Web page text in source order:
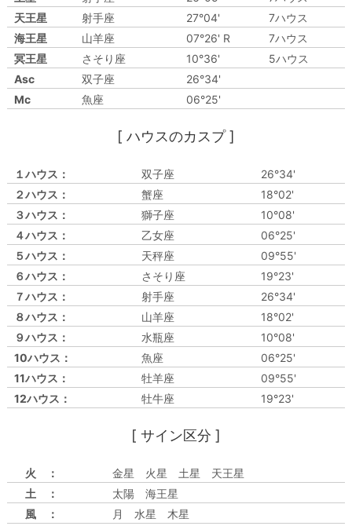
天王星
射手座 27°04'
7ハウス
海王星
山羊座 07°26' R
7ハウス
冥王星
さそり座 10°36'
5ハウス
Asc
双子座
26°34'
Mc
魚座 06°25'
[ ハウスのカスプ ]
１ハウス： 双子座
26°34'
２ハウス：
蟹座
18°02'
３ハウス：
獅子座
10°08'
４ハウス：
乙女座
06°25'
５ハウス：
天秤座
09°55'
６ハウス：
さそり座
19°23'
７ハウス：
射手座
26°34'
８ハウス：
山羊座
18°02'
９ハウス：
水瓶座
10°08'
10ハウス：
魚座
06°25'
11ハウス：
牡羊座
09°55'
12ハウス：
牡牛座 19°23'
[ サイン区分 ]
火 ：
金星 火星 土星 天王星
土 ：
太陽 海王星
風 ：
月 水星 木星